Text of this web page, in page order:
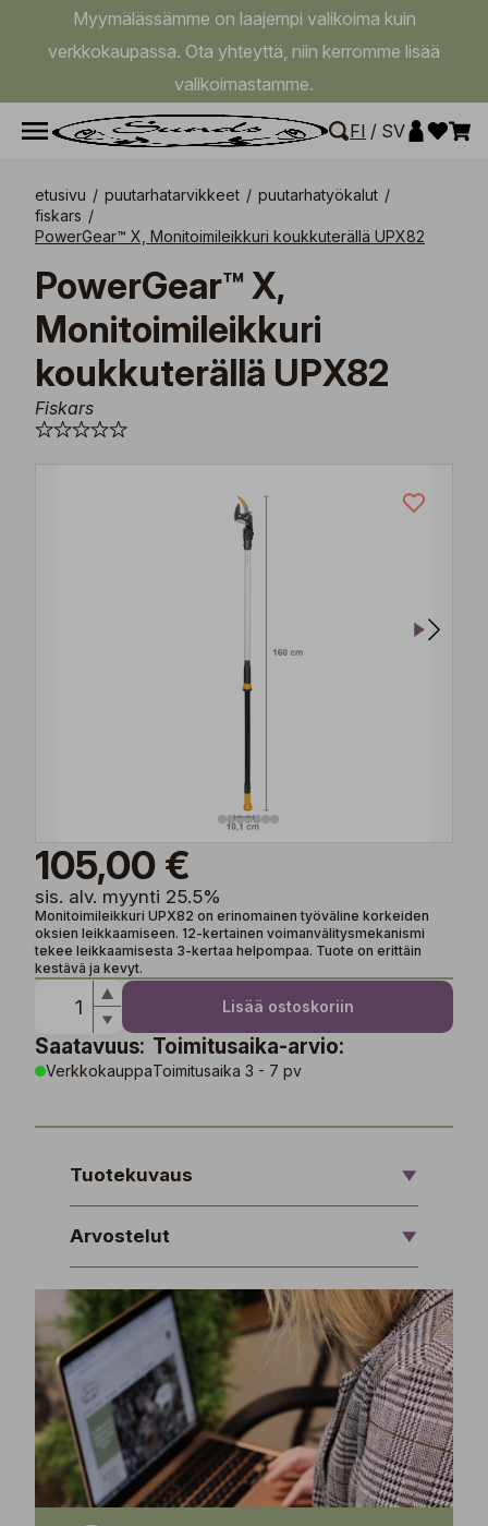
Myymälässämme on laajempi valikoima kuin
verkkokaupassa. Ota yhteyttä, niin kerromme lisää
valikoimastamme.
FI / SV
etusivu / puutarhatarvikkeet / puutarhatyökalut /
fiskars /
PowerGear™ X, Monitoimileikkuri koukkuterällä UPX82
PowerGear™ X,
Monitoimileikkuri
koukkuterällä UPX82
Fiskars
105,00 €
sis. alv. myynti 25.5%
Monitoimileikkuri UPX82 on erinomainen työväline korkeiden
oksien leikkaamiseen. 12-kertainen voimanvälitysmekanismi
tekee leikkaamisesta 3-kertaa helpompaa. Tuote on erittäin
kestävä ja kevyt.
Lisää ostoskoriin
Saatavuus:
Verkkokauppa
Toimitusaika-arvio:
Toimitusaika 3 - 7 pv
Tuotekuvaus
Arvostelut